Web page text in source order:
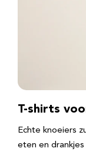
T-shirts
Echte knoeiers
eten en